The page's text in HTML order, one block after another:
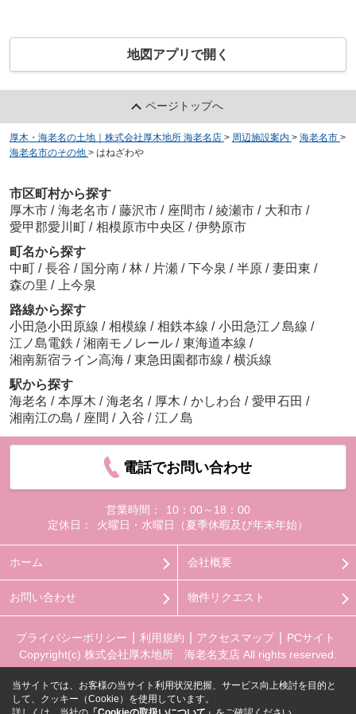
地図アプリで開く
ページトップへ
厚木・海老名の土地｜株式会社厚木地所 海老名店 > 周辺施設案内 > 海老名市 >
海老名市のその他 > はねざわや
市区町村から探す
厚木市 / 海老名市 / 藤沢市 / 座間市 / 綾瀬市 / 大和市 /
愛甲郡愛川町 / 相模原市中央区 / 伊勢原市
町名から探す
中町 / 長谷 / 国分南 / 林 / 片瀬 / 下今泉 / 半原 / 妻田東 /
森の里 /
上今泉
路線から探す
小田急小田原線 / 相模線 / 相鉄本線 / 小田急江ノ島線 /
江ノ島電鉄 / 湘南モノレール / 東海道本線 /
湘南新宿ライン高海 / 東急田園都市線 / 横浜線
駅から探す
海老名 / 本厚木 / 海老名 / 厚木 / かしわ台 / 愛甲石田 /
湘南江の島 / 座間 / 入谷 / 江ノ島
電話でお問い合わせ
営業時間：
10：00～18：00
定休日：
火曜日・水曜日（夏季休暇及び年末年始）
ホーム 会社概要
お問い合わせ 物件リクエスト
プライバシーポリシー 利用規約 アクセスマップ
PCサイト
Copyright(c) 株式会社厚木地所 海老名支店 All rights reserved.
当サイトでは、お客様の当サイト利用状況把握、サービス向上検討を目的と
して、クッキー（Cookie）を使用しています。